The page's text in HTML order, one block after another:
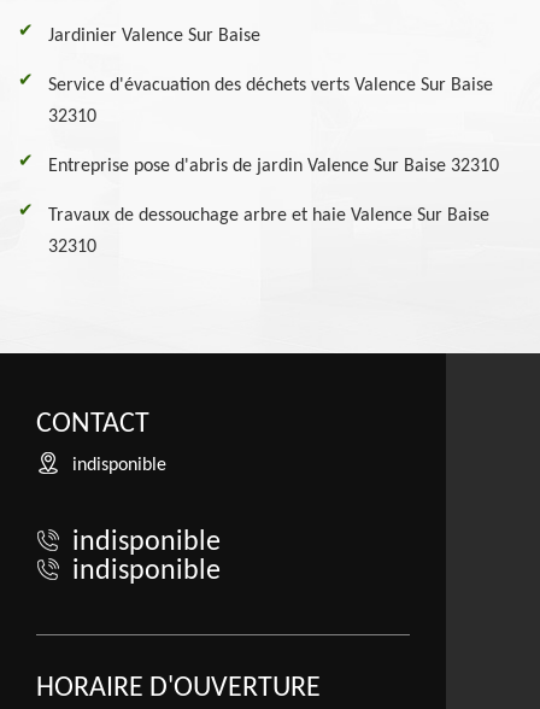
Jardinier Valence Sur Baise
Service d'évacuation des déchets verts Valence Sur Baise
32310
Entreprise pose d'abris de jardin Valence Sur Baise 32310
Travaux de dessouchage arbre et haie Valence Sur Baise
32310
CONTACT
indisponible
indisponible
indisponible
HORAIRE D'OUVERTURE